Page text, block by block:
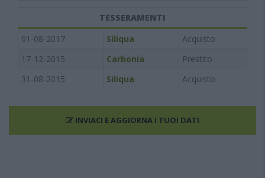
TESSERAMENTI
01-08-2017
Siliqua
Acquisto
17-12-2015
Carbonia
Prestito
31-08-2015
Siliqua Acquisto
INVIACI E AGGIORNA I TUOI DATI